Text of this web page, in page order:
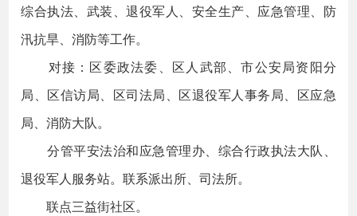
综合执法、武装、退役军人、安全生产、应急管理、防
汛抗旱、消防等工作。
对接：区委政法委、区人武部、市公安局资阳分
局、区信访局、区司法局、区退役军人事务局、区应急
局、消防大队。
分管平安法治和应急管理办、综合行政执法大队、
退役军人服务站。联系派出所、司法所。
联点三益街社区。